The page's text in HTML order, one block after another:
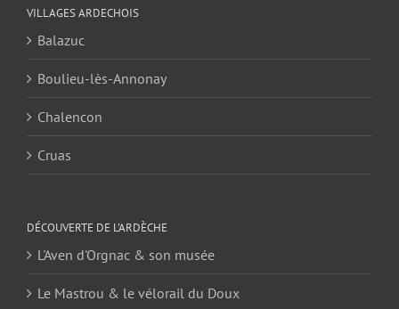
VILLAGES ARDECHOIS
Balazuc
Boulieu-lès-Annonay
Chalencon
Cruas
DÉCOUVERTE DE L’ARDÈCHE
L'Aven d'Orgnac & son musée
Le Mastrou & le vélorail du Doux